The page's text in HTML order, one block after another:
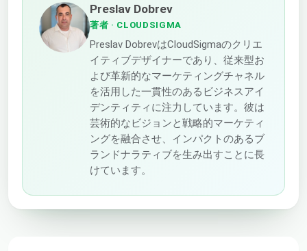
Preslav Dobrev
著者 · CLOUDSIGMA
Preslav DobrevはCloudSigmaのクリエ
イティブデザイナーであり、従来型お
よび革新的なマーケティングチャネル
を活用した一貫性のあるビジネスアイ
デンティティに注力しています。彼は
芸術的なビジョンと戦略的マーケティ
ングを融合させ、インパクトのあるブ
ランドナラティブを生み出すことに長
けています。